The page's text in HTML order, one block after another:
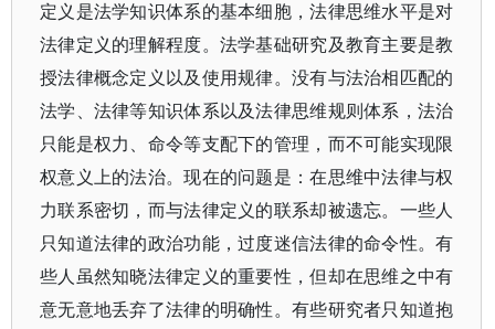
定义是法学知识体系的基本细胞，法律思维水平是对
法律定义的理解程度。法学基础研究及教育主要是教
授法律概念定义以及使用规律。没有与法治相匹配的
法学、法律等知识体系以及法律思维规则体系，法治
只能是权力、命令等支配下的管理，而不可能实现限
权意义上的法治。现在的问题是：在思维中法律与权
力联系密切，而与法律定义的联系却被遗忘。一些人
只知道法律的政治功能，过度迷信法律的命令性。有
些人虽然知晓法律定义的重要性，但却在思维之中有
意无意地丢弃了法律的明确性。有些研究者只知道抱